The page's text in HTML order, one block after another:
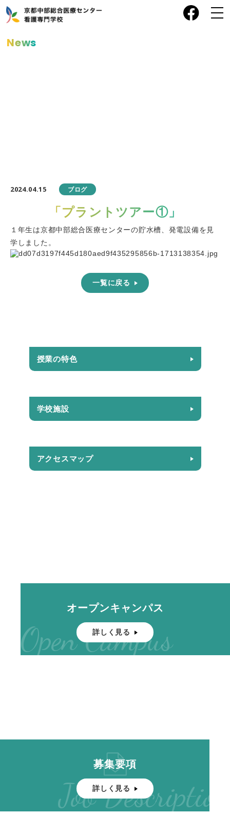
News
2024.04.15 ブログ
「プラントツアー①」
１年生は京都中部総合医療センターの貯水槽、発電設備を見
学しました。
一覧に戻る
授業の特色
学校施設
アクセスマップ
Open Campus
オープンキャンパス
詳しく見る
Job Description
募集要項
詳しく見る